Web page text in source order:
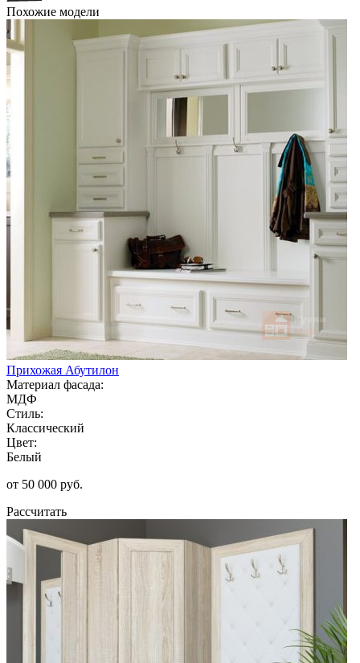
Похожие модели
Прихожая Абутилон
Материал фасада:
МДФ
Стиль:
Классический
Цвет:
Белый
от 50 000 руб.
Рассчитать